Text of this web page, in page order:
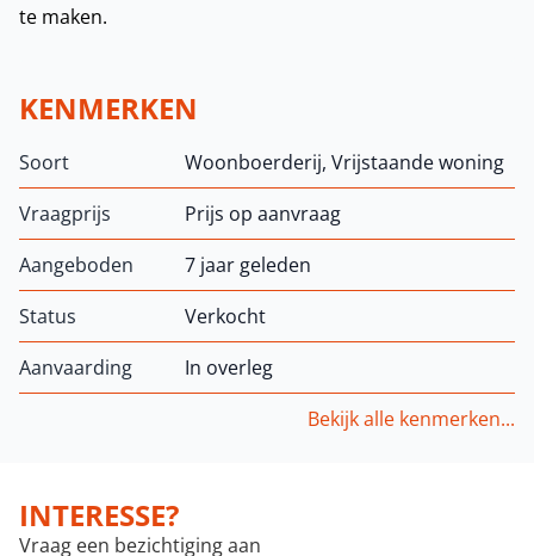
te maken.
KENMERKEN
Soort
Woonboerderij, Vrijstaande woning
Vraagprijs
Prijs op aanvraag
Aangeboden
7 jaar geleden
Status
Verkocht
Aanvaarding
In overleg
Bekijk alle kenmerken...
INTERESSE?
Vraag een bezichtiging aan